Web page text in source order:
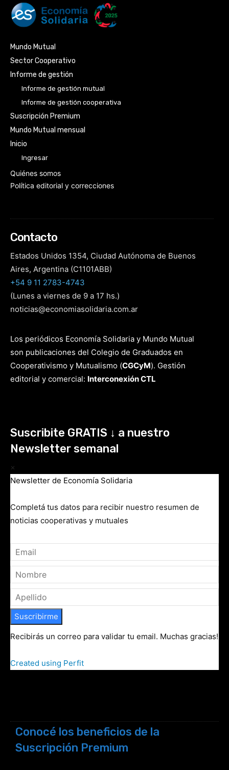
Mundo Mutual
Sector Cooperativo
Informe de gestión
Informe de gestión mutual
Informe de gestión cooperativa
Suscripción Premium
Mundo Mutual mensual
Inicio
Ingresar
Quiénes somos
Política editorial y correcciones
Contacto
Estados Unidos 1354, Ciudad Autónoma de Buenos
Aires, Argentina (C1101ABB)
+54 9 11 2783-4743
(Lunes a viernes de 9 a 17 hs.)
noticias@economiasolidaria.com.ar
Los periódicos Economía Solidaria y Mundo Mutual
son publicaciones del Colegio de Graduados en
Cooperativismo y Mutualismo (CGCyM). Gestión
editorial y comercial: Interconexión CTL
Suscribite GRATIS ↓ a nuestro
Newsletter semanal
×
Newsletter de Economía Solidaria
Completá tus datos para recibir nuestro resumen de
noticias cooperativas y mutuales
Suscribirme
Recibirás un correo para validar tu email. Muchas gracias!
Created using Perfit
Conocé los beneficios de la
Suscripción Premium